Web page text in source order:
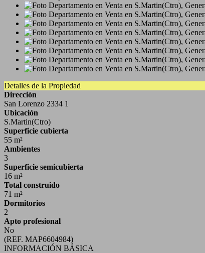
Detalles de la Propiedad
Dirección
San Lorenzo 2334 1
Ubicación
S.Martin(Ctro)
Superficie cubierta
55 m²
Ambientes
3
Superficie semicubierta
16 m²
Total construido
71 m²
Dormitorios
2
Apto profesional
No
(REF. MAP6604984)
INFORMACIÓN BÁSICA